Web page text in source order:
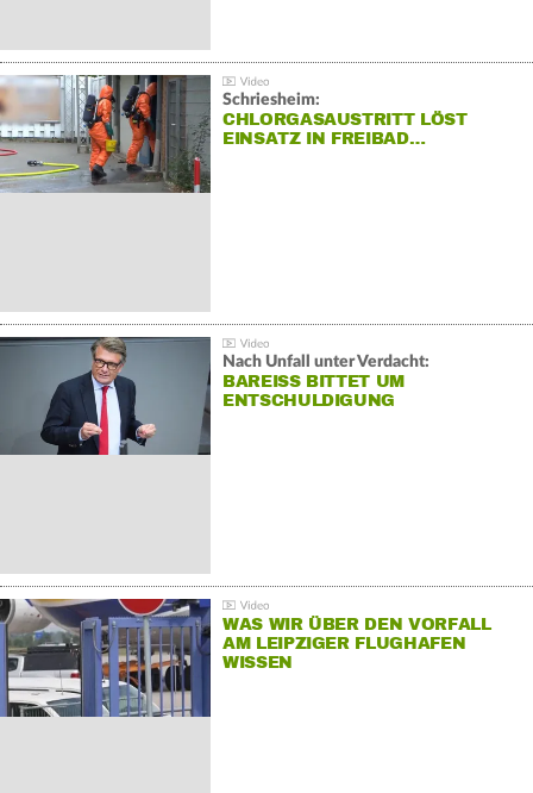
Schriesheim:
CHLORGASAUSTRITT LÖST
EINSATZ IN FREIBAD…
Nach Unfall unter Verdacht:
BAREISS BITTET UM E
NTSCHULDIGUNG
WAS WIR ÜBER DEN VORFALL
AM LEIPZIGER FLUGHAFEN
WISSEN